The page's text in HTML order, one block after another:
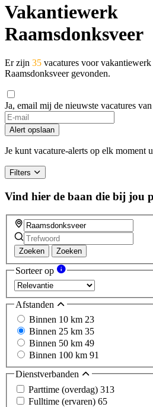
Vakantiewerk
Raamsdonksveer
Er zijn 35 vacatures voor
Raamsdonksveer gevonden.
Ja, email mij de nieuwste vacatures
Alert opslaan
Je kunt vacature-alerts op elk moment
Filters
Vind hier de baan die bij jou
Zoeken Zoeken
Sorteer op
Afstanden
Binnen 10 km 23
Binnen 25 km 35
Binnen 50 km 49
Binnen 100 km 91
Dienstverbanden
Parttime (overdag) 313
Fulltime (ervaren) 65